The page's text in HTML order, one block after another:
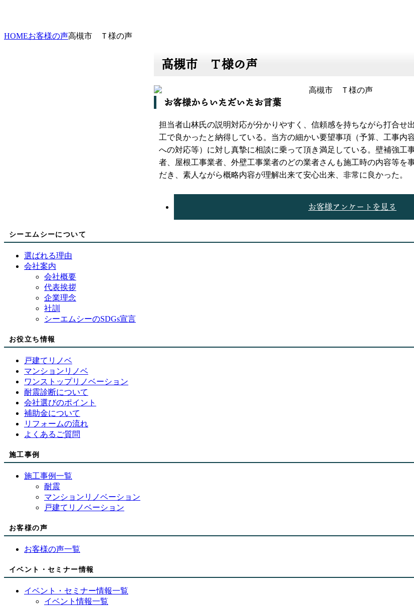
HOMEお客様の声高槻市 Ｔ様の声
高槻市 Ｔ様の声
お客様からいただいたお言葉
担当者山林氏の説明対応が分かりやすく、信頼感を持ちながら打合せ
工で良かったと納得している。当方の細かい要望事項（予算、工事内
への対応等）に対し真摯に相談に乗って頂き満足している。壁補強工
者、屋根工事業者、外壁工事業者のどの業者さんも施工時の内容等を
だき、素人ながら概略内容が理解出来て安心出来、非常に良かった。
お客様アンケートを見る
シーエムシーについて
選ばれる理由
会社案内
会社概要
代表挨拶
企業理念
社訓
シーエムシーのSDGs宣言
お役立ち情報
戸建てリノベ
マンションリノベ
ワンストップリノベーション
耐震診断について
会社選びのポイント
補助金について
リフォームの流れ
よくあるご質問
施工事例
施工事例一覧
耐震
マンションリノベーション
戸建てリノベーション
お客様の声
お客様の声一覧
イベント・セミナー情報
イベント・セミナー情報一覧
イベント情報一覧